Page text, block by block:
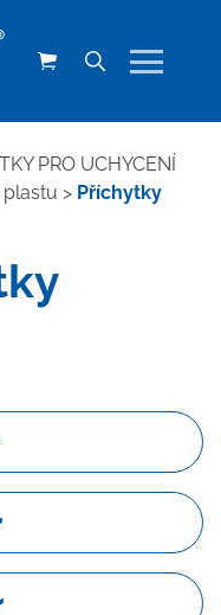
PRO UCHYCENÍ
> Příchytky